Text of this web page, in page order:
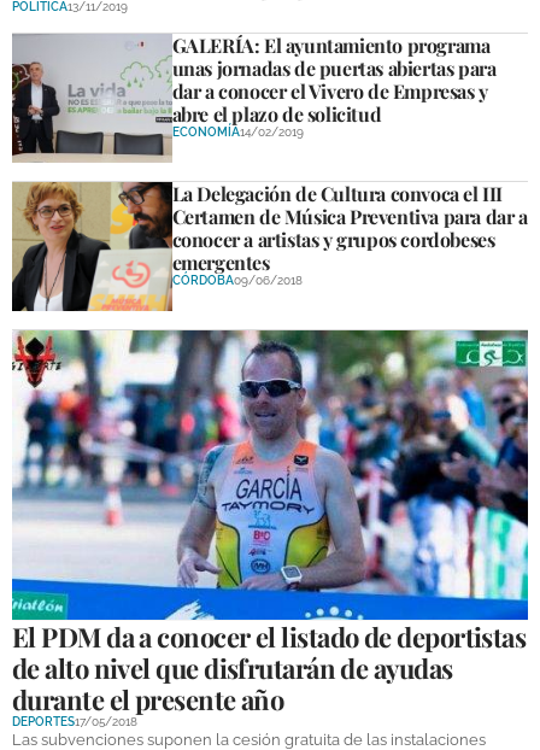
COMPETICIONES
DEPORTE BASE
OPINIÓN
VENTANA CIUDADANA
CÓRDOBA
SUBBÉTICA HOY
SALUD
OBRAS
NECROLÓGICAS
GALERÍAS
POLÍTICA13/11/2019
GALERÍA: El ayuntamiento programa
unas jornadas de puertas abiertas para
dar a conocer el Vivero de Empresas y
abre el plazo de solicitud
ECONOMÍA14/02/2019
La Delegación de Cultura convoca el III
Certamen de Música Preventiva para dar a
conocer a artistas y grupos cordobeses
emergentes
CÓRDOBA09/06/2018
El PDM da a conocer el listado de deportistas
de alto nivel que disfrutarán de ayudas
durante el presente año
DEPORTES17/05/2018
Las subvenciones suponen la cesión gratuita de las instalaciones